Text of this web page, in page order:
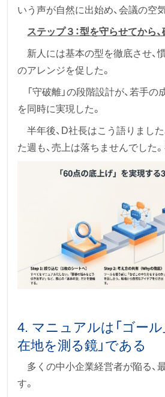
いう声が自然に出始め、会議の空
ステップ３：型を守らせてから
新人には基本の型を徹底させ、
のアレンジを促した。
「守破離」の段階設計が、若手
を同時に実現した。
半年後、D社長はこう語りました
た週も、売上は落ちませんでした
4. マニュアルは「ゴール
在地を測る鏡」である
多くの中小企業経営者が陥る、
す。